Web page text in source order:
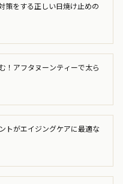
策をする正しい日焼け止めの
！アフタヌーンティーで太ら
トがエイジングケアに最適な